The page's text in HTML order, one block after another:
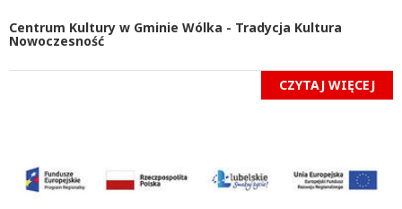
Centrum Kultury w Gminie Wólka - Tradycja Kultura
Nowoczesność
CZYTAJ WIĘCEJ